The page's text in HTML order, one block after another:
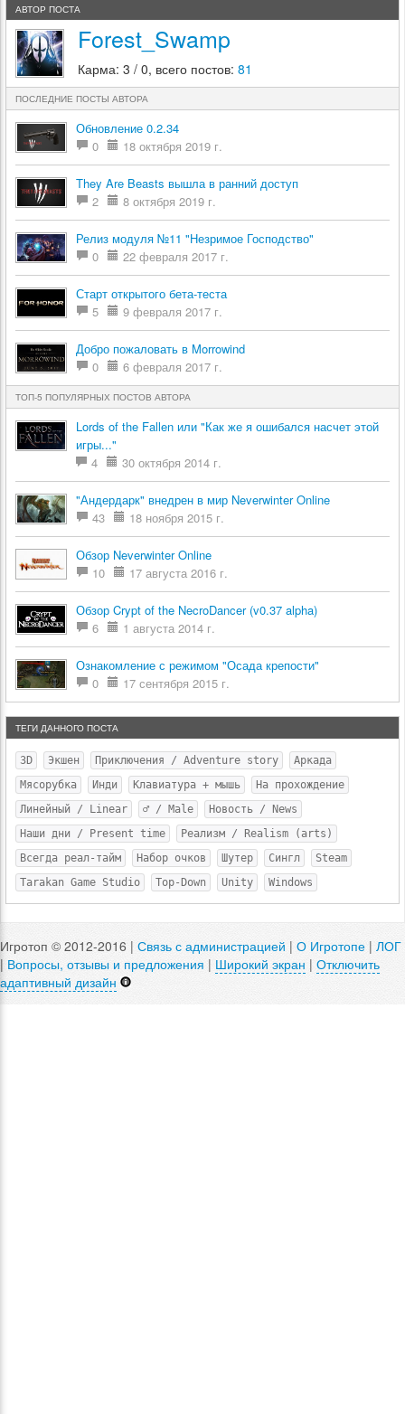
АВТОР ПОСТА
Forest_Swamp
Карма: 3 / 0, всего постов: 81
ПОСЛЕДНИЕ ПОСТЫ АВТОРА
Обновление 0.2.34
0
18 октября 2019 г.
They Are Beasts вышла в ранний доступ
2
8 октября 2019 г.
Релиз модуля №11 "Незримое Господство"
0
22 февраля 2017 г.
Старт открытого бета-теста
5
9 февраля 2017 г.
Добро пожаловать в Morrowind
0
6 февраля 2017 г.
ТОП-5 ПОПУЛЯРНЫХ ПОСТОВ АВТОРА
Lords of the Fallen или "Как же я ошибался насчет этой
игры..."
4
30 октября 2014 г.
"Андердарк" внедрен в мир Neverwinter Online
43
18 ноября 2015 г.
Обзор Neverwinter Online
10
17 августа 2016 г.
Обзор Crypt of the NecroDancer (v0.37 alpha)
6
1 августа 2014 г.
Ознакомление с режимом "Осада крепости"
0
17 сентября 2015 г.
ТЕГИ ДАННОГО ПОСТА
3D Экшен Приключения / Adventure story
Аркада
Мясорубка
Инди Клавиатура + мышь
На прохождение
Линейный / Linear
♂ / Male
Новость / News
Наши дни / Present time
Реализм / Realism (arts)
Всегда реал-тайм
Набор очков Шутер Сингл
Steam
Tarakan Game Studio
Top-Down Unity Windows
Игротоп © 2012-2016 | Связь с администрацией | О Игротопе | ЛОГ
| Вопросы, отзывы и предложения | Широкий экран | Отключить
адаптивный дизайн